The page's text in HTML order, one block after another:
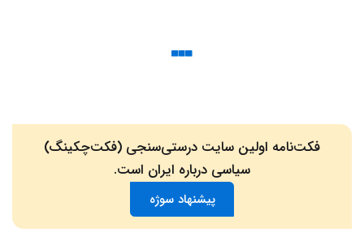
فکت‌نامه اولین سایت درستی‌سنجی (فکت‌چکینگ)
سیاسی درباره ایران است.
پیشنهاد سوژه